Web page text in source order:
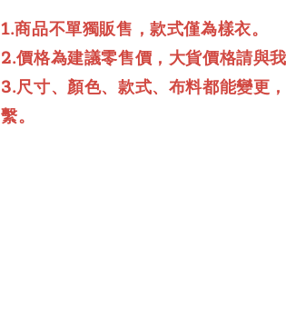
1.商品不單獨販售，款式僅為樣衣。
2.價格為建議零售價，大貨價格請與
3.尺寸、顏色、款式、布料都能變更
繫。